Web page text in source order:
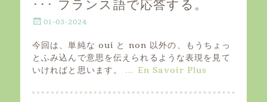
･･･ フランス語で応答する。
P
s
t
e
d
n
01-03-2024
今回は、単純な oui と non 以外の、もうちょっ
とふみ込んで意思を伝えられるような表現を見て
いければと思います。 … En Savoir Plus